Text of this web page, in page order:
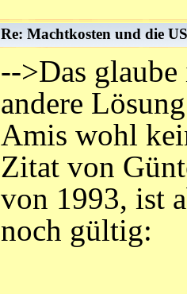
Re: Machtkosten und die
-->Das
andere
Amis wohl
Zitat von
von 1993, ist
noch gültig: